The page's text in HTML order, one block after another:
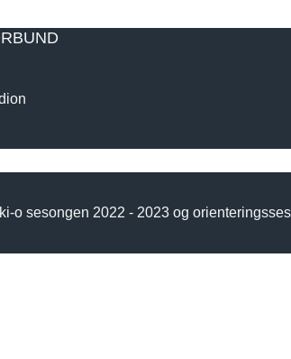
o sesongen 2022 - 2023 og